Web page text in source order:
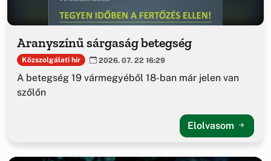
Aranyszínű sárgaság betegség
Közszolgálati hír 2026. 07. 22 16:29
A betegség 19 vármegyéből 18-ban már jelen van
szőlőn
Elolvasom